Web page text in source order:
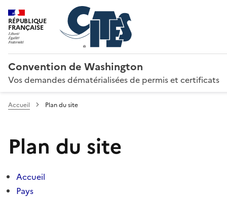
RÉPUBLIQUE
FRANÇAISE
Convention de Washington
Vos demandes dématérialisées de permis et certificats
Accueil Plan du site
Plan du site
Accueil
Pays